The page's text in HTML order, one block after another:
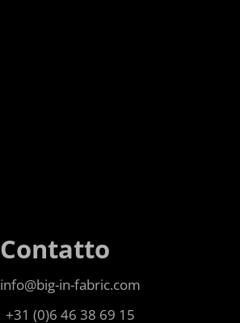
Contatto
info@big-in-fabric.com
+31 (0)6 46 38 69 15